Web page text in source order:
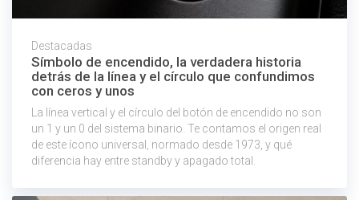
Destacadas
Símbolo de encendido, la verdadera historia
detrás de la línea y el círculo que confundimos
con ceros y unos
La línea vertical y el círculo del botón de encendido no son
un 1 y un 0 del sistema binario. Te contamos el origen real
de este ícono universal, normado desde 1973, y qué
diferencia hay entre standby y apagado total.